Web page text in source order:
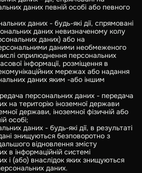
даних певній особі або певного
даних - будь-які дії, спрямовані
даних невизначеному колу
даних) або на
даними необмеженого
оприлюднення персональних
інформації, розміщення в
мережах або надання
даних яким -або іншим
персональних даних - передача
на територію іноземної держави
держави, іноземної фізичній або
особі;
даних - будь-які дії, в результаті
знищуються безповоротно з
відновлення змісту
в інформаційній системі
і (або) внаслідок яких знищуються
даних.